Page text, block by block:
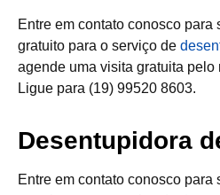
Entre em contato conosco para
gratuito para o serviço de
agende uma visita gratuita pelo
Ligue para (19) 99520 8603.
Desentupidora
Entre em contato conosco para